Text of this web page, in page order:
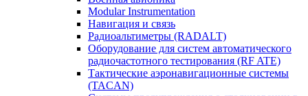
Modular Instrumentation
Навигация и связь
Радиоальтиметры (RADALT)
Оборудование для систем автоматического
радиочастотного тестирования (RF ATE)
Тактические аэронавигационные системы
(TACAN)